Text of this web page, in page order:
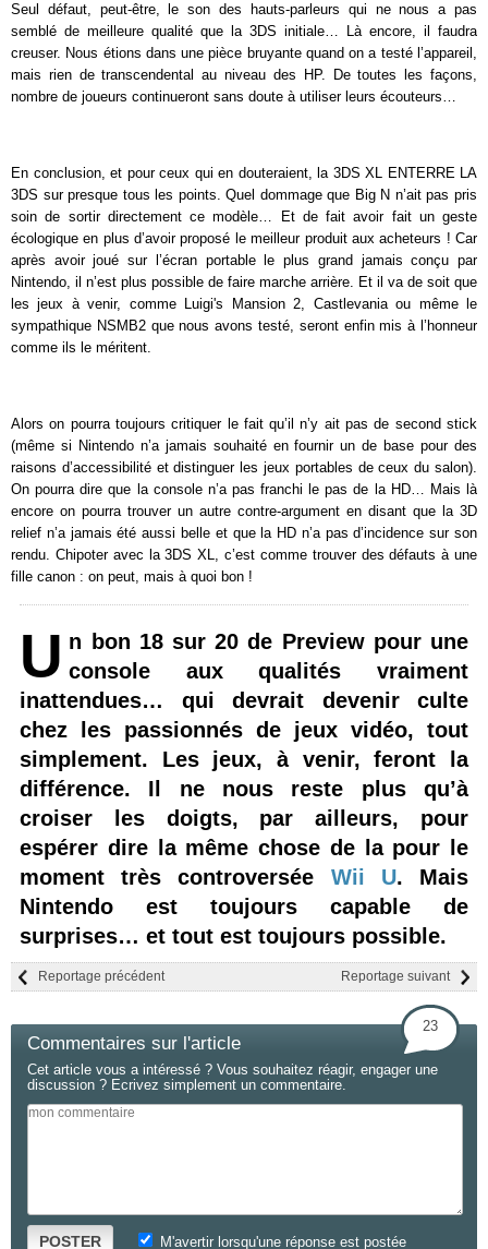
Seul défaut, peut-être, le son des hauts-parleurs qui ne nous a pas
semblé de meilleure qualité que la 3DS initiale… Là encore, il faudra
creuser. Nous étions dans une pièce bruyante quand on a testé l’appareil,
mais rien de transcendental au niveau des HP. De toutes les façons,
nombre de joueurs continueront sans doute à utiliser leurs écouteurs…
En conclusion, et pour ceux qui en douteraient, la 3DS XL ENTERRE LA
3DS sur presque tous les points. Quel dommage que Big N n’ait pas pris
soin de sortir directement ce modèle… Et de fait avoir fait un geste
écologique en plus d’avoir proposé le meilleur produit aux acheteurs ! Car
après avoir joué sur l’écran portable le plus grand jamais conçu par
Nintendo, il n’est plus possible de faire marche arrière. Et il va de soit que
les jeux à venir, comme Luigi's Mansion 2, Castlevania ou même le
sympathique NSMB2 que nous avons testé, seront enfin mis à l’honneur
comme ils le méritent.
Alors on pourra toujours critiquer le fait qu’il n’y ait pas de second stick
(même si Nintendo n’a jamais souhaité en fournir un de base pour des
raisons d’accessibilité et distinguer les jeux portables de ceux du salon).
On pourra dire que la console n’a pas franchi le pas de la HD… Mais là
encore on pourra trouver un autre contre-argument en disant que la 3D
relief n’a jamais été aussi belle et que la HD n’a pas d’incidence sur son
rendu. Chipoter avec la 3DS XL, c’est comme trouver des défauts à une
fille canon : on peut, mais à quoi bon !
U n bon 18 sur 20 de Preview pour une
console aux qualités vraiment
inattendues… qui devrait devenir culte
chez les passionnés de jeux vidéo, tout
simplement. Les jeux, à venir, feront la
différence. Il ne nous reste plus qu’à
croiser les doigts, par ailleurs, pour
espérer dire la même chose de la pour le
moment très controversée Wii U. Mais
Nintendo est toujours capable de
surprises… et tout est toujours possible.
Reportage suivant
Reportage précédent
Commentaires sur l'article
23
Cet article vous a intéressé ? Vous souhaitez réagir, engager une
discussion ? Ecrivez simplement un commentaire.
POSTER M'avertir lorsqu'une réponse est postée